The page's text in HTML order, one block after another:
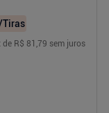
de R$ 81,79 sem juros